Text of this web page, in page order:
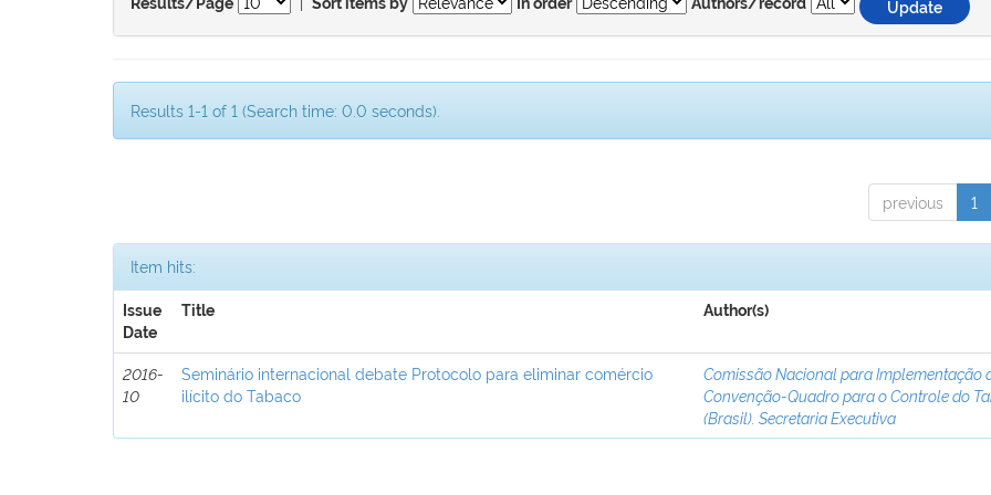
Results/Page Sort items by In order Authors/record
Results 1-1 of 1 (Search time: 0.0 seconds).
previous 1
Item hits:
Issue
Date
Title Author(s)
2016-
10
Seminário internacional debate Protocolo para eliminar comércio
ilícito do Tabaco
Comissão Nacional para Implementação
Convenção-Quadro para o Controle do
(Brasil). Secretaria Executiva